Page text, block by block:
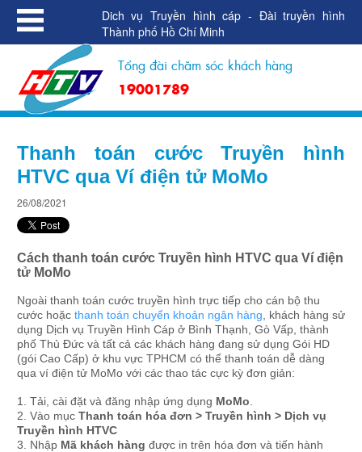
Dich vụ Truyền hình cáp - Đài truyền hình
Thành phố Hồ Chí Minh
Tổng đài chăm sóc khách hàng
19001789
Thanh toán cước Truyền hình
HTVC qua Ví điện tử MoMo
26/08/2021
Cách thanh toán cước Truyền hình HTVC qua Ví điện
tử MoMo
Ngoài thanh toán cước truyền hình trực tiếp cho cán bộ thu
cước hoặc thanh toán chuyển khoản ngân hàng , khách hàng sử
dụng Dịch vụ Truyền Hình Cáp ở Bình Thạnh, Gò Vấp, thành
phố Thủ Đức và tất cả các khách hàng đang sử dụng Gói HD
(gói Cao Cấp) ở khu vực TPHCM có thể thanh toán dễ dàng
qua ví điện tử MoMo với các thao tác cực kỳ đơn giản:
1. Tải, cài đặt và đăng nhập ứng dụng MoMo
2. Vào mục Thanh toán hóa đơn > Truyền hình > Dịch vụ
Truyền hình HTVC
3. Nhập Mã khách hàng được in trên hóa đơn và tiến hành